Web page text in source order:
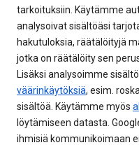
tarkoituksiin. Käytämme
analysoivat sisältöäsi
hakutuloksia, räätälöityjä
jotka on räätälöity sen
Lisäksi analysoimme
väärinkäytöksiä, esim.
sisältöä. Käytämme myös
löytämiseen datasta.
ihmisiä kommunikoimaan